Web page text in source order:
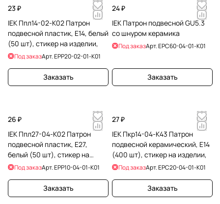
23 ₽
IEK Ппл14-02-К02 Патрон
подвесной пластик, Е14, белый
(50 шт), стикер на изделии,
Под заказАрт.EPP20-02-01-K01
Заказать
24 ₽
IEK Патрон подвесной GU5.3
со шнуром керамика
Под заказАрт.EPC60-04-01-K01
Заказать
26 ₽
IEK Ппл27-04-К02 Патрон
подвесной пластик, Е27,
белый (50 шт), стикер на
изделии,
Под заказАрт.EPP10-04-01-K01
Заказать
27 ₽
IEK Пкр14-04-К43 Патрон
подвесной керамический, Е14
(400 шт), стикер на изделии,
Под заказАрт.EPC20-04-01-K01
Заказать